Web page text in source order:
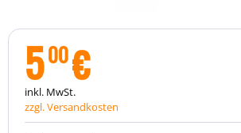
500€
inkl. MwSt.
zzgl. Versandkosten